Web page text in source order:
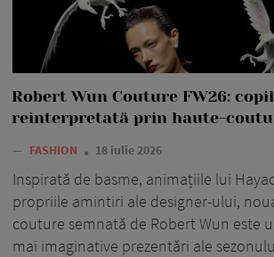
Robert Wun Couture FW26:
reinterpretată prin haute-
— FASHION 18 iulie 2026
Inspirată de basme, animațiile lui
propriile amintiri ale designer-ului,
couture semnată de Robert Wun este
mai imaginative prezentări ale